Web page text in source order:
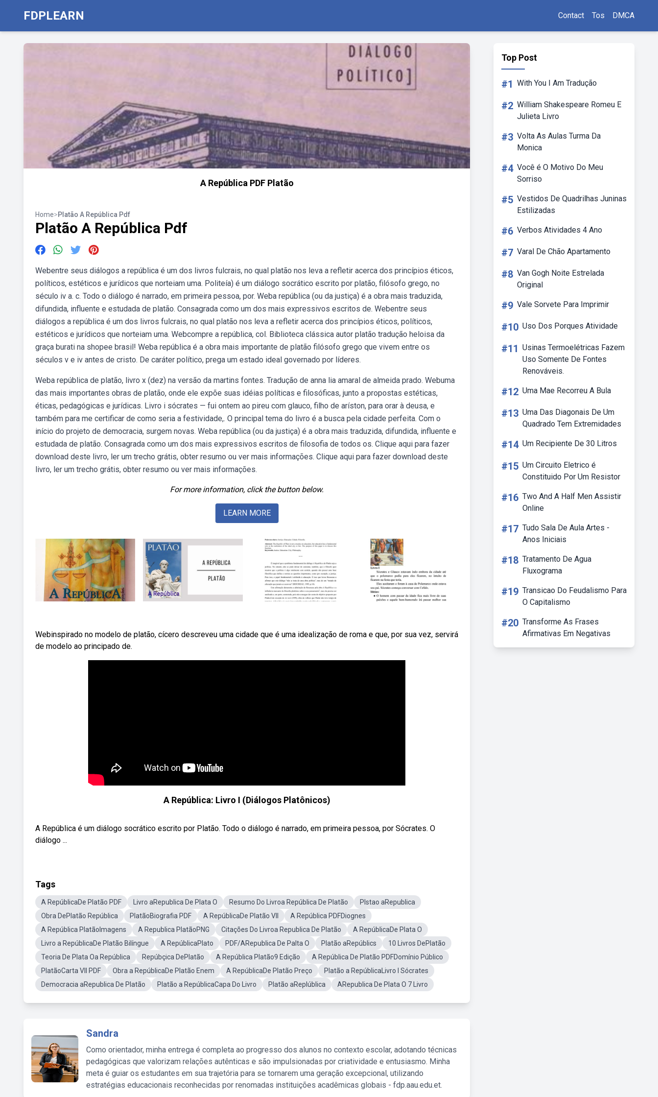
FDPLEARN Contact Tos DMCA
A República PDF Platão
Home>Platão A República Pdf
Platão A República Pdf
Webentre seus diálogos a república é um dos livros fulcrais, no qual platão nos leva a refletir acerca dos princípios éticos,
políticos, estéticos e jurídicos que norteiam uma. Politeía) é um diálogo socrático escrito por platão, filósofo grego, no
século iv a. c. Todo o diálogo é narrado, em primeira pessoa, por. Weba república (ou da justiça) é a obra mais traduzida,
difundida, influente e estudada de platão. Consagrada como um dos mais expressivos escritos de. Webentre seus
diálogos a república é um dos livros fulcrais, no qual platão nos leva a refletir acerca dos princípios éticos, políticos,
estéticos e jurídicos que norteiam uma. Webcompre a república, col. Biblioteca clássica autor platão tradução heloisa da
graça burati na shopee brasil! Weba república é a obra mais importante de platão filósofo grego que vivem entre os
séculos v e iv antes de cristo. De caráter político, prega um estado ideal governado por líderes.
Weba república de platão, livro x (dez) na versão da martins fontes. Tradução de anna lia amaral de almeida prado. Webuma
das mais importantes obras de platão, onde ele expõe suas idéias políticas e filosóficas, junto a propostas estéticas,
éticas, pedagógicas e jurídicas. Livro i sócrates — fui ontem ao pireu com glauco, filho de aríston, para orar à deusa, e
também para me certificar de como seria a festividade,. O principal tema do livro é a busca pela cidade perfeita. Com o
início do projeto de democracia, surgem novas. Weba república (ou da justiça) é a obra mais traduzida, difundida, influente e
estudada de platão. Consagrada como um dos mais expressivos escritos de filosofia de todos os. Clique aqui para fazer
download deste livro, ler um trecho grátis, obter resumo ou ver mais informações. Clique aqui para fazer download deste
livro, ler um trecho grátis, obter resumo ou ver mais informações.
For more information, click the button below.
LEARN MORE
Webinspirado no modelo de platão, cícero descreveu uma cidade que é uma idealização de roma e que, por sua vez, servirá
de modelo ao principado de.
A República: Livro I (Diálogos Platônicos)
A República é um diálogo socrático escrito por Platão. Todo o diálogo é narrado, em primeira pessoa, por Sócrates. O
diálogo ...
Tags
A RepúblicaDe Platão PDF Livro aRepublica De Plata O Resumo Do Livroa República De Platão
Plstao aRepublica
Obra DePlatão República
PlatãoBiografia PDF A RepúblicaDe Platão VII
A República PDFDiognes
A República PlatãoImagens
A Republica PlatãoPNG Citações Do Livroa Republica De Platão
A RepúblicaDe Plata O
Livro a RepúblicaDe Platão Bilíngue
A RepúblicaPlato PDF/ARepublica De Palta O Platão aRepúblics
10 Livros DePlatão
Teoria De Plata Oa República
Repúbçica DePlatão A República Platão9 Edição
A República De Platão PDFDomínio Público
PlatãoCarta VII PDF
Obra a RepúblicaDe Platão Enem A RepúblicaDe Platão Preço
Platão a RepúblicaLivro I Sócrates
Democracia aRepublica De Platão
Platão a RepúblicaCapa Do Livro Platão aReplública ARepublica De Plata O 7 Livro
Sandra
Como orientador, minha entrega é completa ao progresso dos alunos no contexto escolar, adotando técnicas
pedagógicas que valorizam relações autênticas e são impulsionadas por criatividade e entusiasmo. Minha
meta é guiar os estudantes em sua trajetória para se tornarem uma geração excepcional, utilizando
estratégias educacionais reconhecidas por renomadas instituições acadêmicas globais - fdp.aau.edu.et.
Top Post
#1 With You I Am Tradução
#2 William Shakespeare Romeu E
Julieta Livro
#3 Volta As Aulas Turma Da
Monica
#4 Você é O Motivo Do Meu
Sorriso
#5 Vestidos De Quadrilhas Juninas
Estilizadas
#6 Verbos Atividades 4 Ano
#7 Varal De Chão Apartamento
#8 Van Gogh Noite Estrelada
Original
#9 Vale Sorvete Para Imprimir
#10 Uso Dos Porques Atividade
#11 Usinas Termoelétricas Fazem
Uso Somente De Fontes
Renováveis.
#12 Uma Mae Recorreu A Bula
#13 Uma Das Diagonais De Um
Quadrado Tem Extremidades
#14 Um Recipiente De 30 Litros
#15 Um Circuito Eletrico é
Constituido Por Um Resistor
#16 Two And A Half Men Assistir
Online
#17 Tudo Sala De Aula Artes -
Anos Iniciais
#18 Tratamento De Agua
Fluxograma
#19 Transicao Do Feudalismo Para
O Capitalismo
#20 Transforme As Frases
Afirmativas Em Negativas